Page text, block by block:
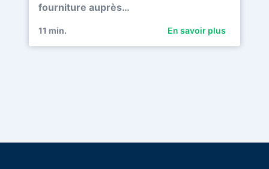
fourniture auprès…
11 min. En savoir plus